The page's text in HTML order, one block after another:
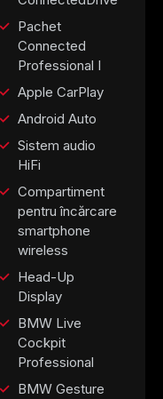
Pachet
Connected
Professional I
Apple CarPlay
Android Auto
Sistem audio
HiFi
Compartiment
pentru încărcare
smartphone
wireless
Head-Up
Display
BMW Live
Cockpit
Professional
BMW Gesture